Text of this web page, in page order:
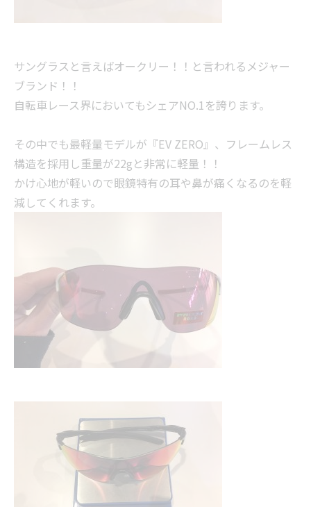
サングラスと言えばオークリー！！と言われるメジャー
ブランド！！
自転車レース界においてもシェアNO.1を誇ります。
その中でも最軽量モデルが『EV ZERO』、フレームレス
構造を採用し重量が22gと非常に軽量！！
かけ心地が軽いので眼鏡特有の耳や鼻が痛くなるのを軽
減してくれます。